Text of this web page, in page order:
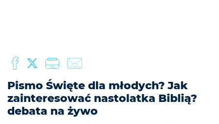
Pismo Święte dla młodych? Jak
zainteresować nastolatka Biblią?
debata na żywo